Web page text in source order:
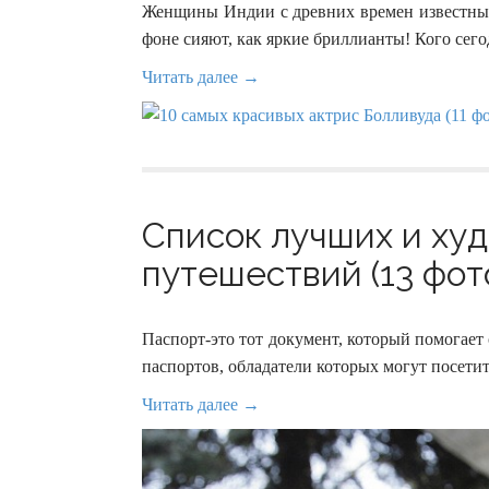
Женщины Индии с древних времен известны
фоне сияют, как яркие бриллианты! Кого
Читать далее →
Список лучших и
путешествий (13
Паспорт-это тот документ, который
паспортов, обладатели которых могут
Читать далее →